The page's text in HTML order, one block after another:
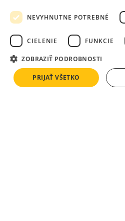
NEVYHNUTNE POTREBNÉ
CIELENIE FUNKCIE
ZOBRAZIŤ PODROBNOSTI
PRIJAŤ VŠETKO